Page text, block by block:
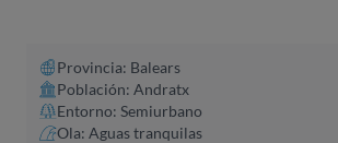
Provincia: Balears
Población: Andratx
Entorno: Semiurbano
Ola: Aguas tranquilas